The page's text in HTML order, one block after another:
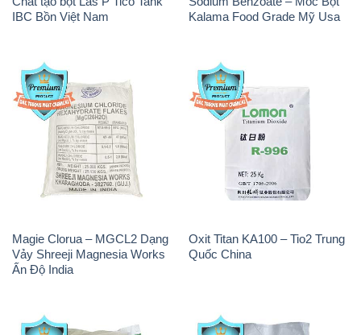
Magie Clorua – MGCL2 Dạng
Vảy Shreeji Magnesia Works
Ấn Độ India
Oxit Titan KA100 – Tio2 Trung